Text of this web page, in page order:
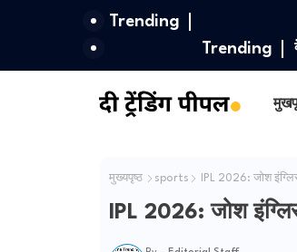
Trending
Trending
मुख्यपृष्ठ sports IPL 2026: जोश
IPL 2026: जोश